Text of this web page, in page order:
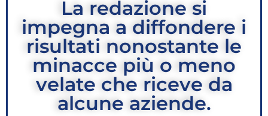
La redazione si
impegna a diffondere i
risultati nonostante le
minacce più o meno
velate che riceve da
alcune aziende.